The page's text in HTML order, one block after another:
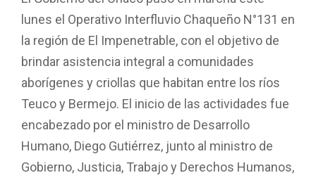
lunes el Operativo Interfluvio Chaqueño N°131 en
la región de El Impenetrable, con el objetivo de
brindar asistencia integral a comunidades
aborígenes y criollas que habitan entre los ríos
Teuco y Bermejo. El inicio de las actividades fue
encabezado por el ministro de Desarrollo
Humano, Diego Gutiérrez, junto al ministro de
Gobierno, Justicia, Trabajo y Derechos Humanos,